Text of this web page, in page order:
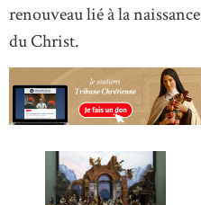
renouveau lié à la naissance
du Christ.